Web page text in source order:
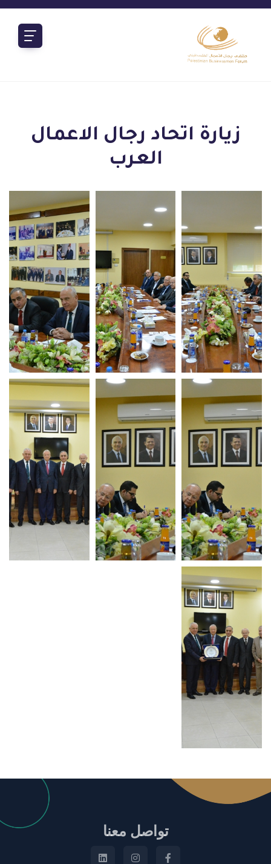
زيارة اتحاد رجال الاعمال
العرب
تواصل معنا